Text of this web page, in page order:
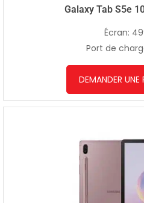
Galaxy Tab S5e
Écran:
Port de
DEMANDER UNE